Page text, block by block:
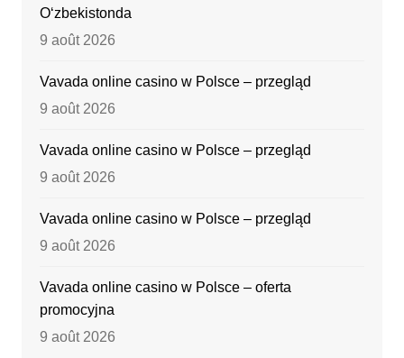
O‘zbekistonda
9 août 2026
Vavada online casino w Polsce – przegląd
9 août 2026
Vavada online casino w Polsce – przegląd
9 août 2026
Vavada online casino w Polsce – przegląd
9 août 2026
Vavada online casino w Polsce – oferta
promocyjna
9 août 2026